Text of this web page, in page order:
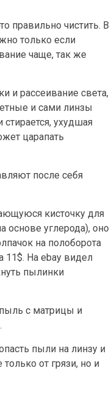
правильно чистить. В
только если
чаще, так же
и рассеивание света,
и сами линзы
ухудшая
царапать
после себя
кисточку для
углерода), оно
на полоборота
11$. На ebay видел
пылинки
с матрицы и
пыли на линзу и
от грязи, но и